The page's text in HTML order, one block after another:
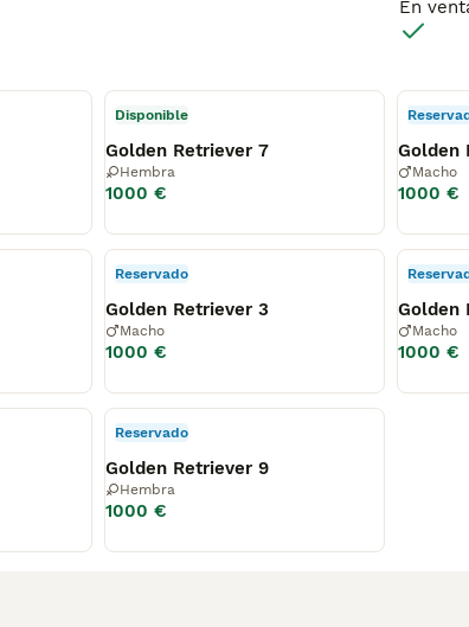
En
Disponible
Golden Retriever 7
Hembra
1000 €
Golden
Macho
1000 €
Reservado
Golden Retriever 3
Macho
1000 €
Golden
Macho
1000 €
Reservado
Golden Retriever 9
Hembra
1000 €